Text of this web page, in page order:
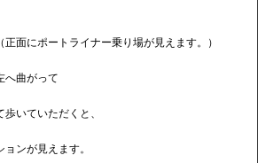
面にポートライナー乗り場が見えます。）
へ曲がって
いていただくと、
ンが見えます。